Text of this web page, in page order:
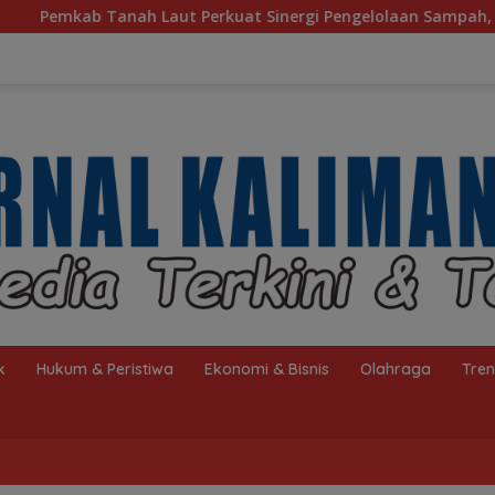
Perkuat Sinergi Pengelolaan Sampah, Bupati Sambut
Hukum & Peristiwa Ekonomi & Bisnis Olahraga